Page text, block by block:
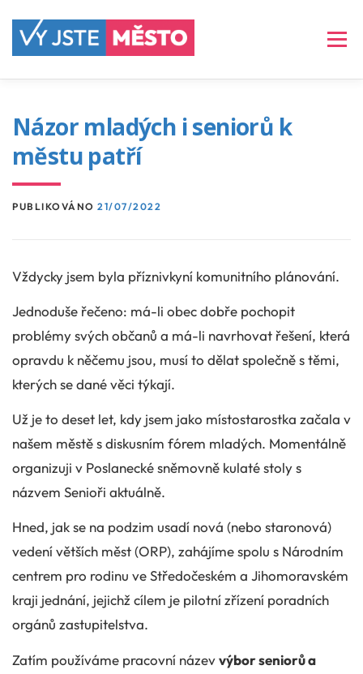
obsah
Menu
ČLÁNKY VIZE PROGRAM
NAŠE TVÁŘE
Názor mladých i seniorů k
městu patří
PUBLIKOVÁNO 21/07/2022
Vždycky jsem byla příznivkyní komunitního plánování.
Jednoduše řečeno: má-li obec dobře pochopit
problémy svých občanů a má-li navrhovat řešení, která
opravdu k něčemu jsou, musí to dělat společně s těmi,
kterých se dané věci týkají.
Už je to deset let, kdy jsem jako místostarostka začala v
našem městě s diskusním fórem mladých. Momentálně
organizuji v Poslanecké sněmovně kulaté stoly s
názvem Senioři aktuálně.
Hned, jak se na podzim usadí nová (nebo staronová)
vedení větších měst (ORP), zahájíme spolu s Národním
centrem pro rodinu ve Středočeském a Jihomoravském
kraji jednání, jejichž cílem je pilotní zřízení poradních
orgánů zastupitelstva.
Zatím používáme pracovní názevvýbor seniorů a